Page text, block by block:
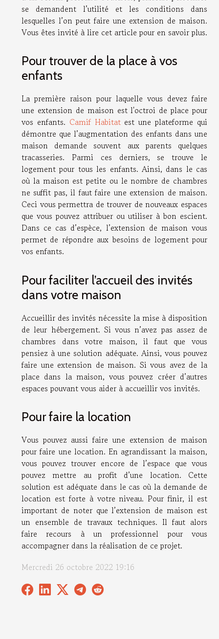
se demandent l’utilité et les conditions dans
lesquelles l’on peut faire une extension de maison.
Vous êtes invité à lire cet article pour en savoir plus.
Pour trouver de la place à vos
enfants
La première raison pour laquelle vous devez faire
une extension de maison est l'octroi de place pour
vos enfants. Camif Habitatest une plateforme qui
démontre que l’augmentation des enfants dans une
maison demande souvent aux parents quelques
tracasseries. Parmi ces derniers, se trouve le
logement pour tous les enfants. Ainsi, dans le cas
où la maison est petite ou le nombre de chambres
ne suffit pas, il faut faire une extension de maison.
Ceci vous permettra de trouver de nouveaux espaces
que vous pouvez attribuer ou utiliser à bon escient.
Dans ce cas d’espèce, l’extension de maison vous
permet de répondre aux besoins de logement pour
vos enfants.
Pour faciliter l’accueil des invités
dans votre maison
Accueillir des invités nécessite la mise à disposition
de leur hébergement. Si vous n’avez pas assez de
chambres dans votre maison, il faut que vous
pensiez à une solution adéquate. Ainsi, vous pouvez
faire une extension de maison. Si vous avez de la
place dans la maison, vous pouvez créer d’autres
espaces pouvant vous aider à accueillir vos invités.
Pour faire la location
Vous pouvez aussi faire une extension de maison
pour faire une location. En agrandissant la maison,
vous pouvez trouver encore de l’espace que vous
pouvez mettre au profit d’une location. Cette
solution est adéquate dans le cas où la demande de
location est forte à votre niveau. Pour finir, il est
important de noter que l’extension de maison est
un ensemble de travaux techniques. Il faut alors
faire recours à un professionnel pour vous
accompagner dans la réalisation de ce projet.
Mercredi 26 octobre 2022 19:16